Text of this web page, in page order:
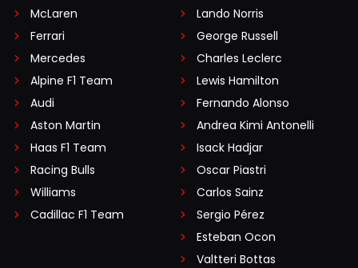
McLaren
Ferrari
Mercedes
Alpine F1 Team
Audi
Aston Martin
Haas F1 Team
Racing Bulls
Williams
Cadillac F1 Team
Lando Norris
George Russell
Charles Leclerc
Lewis Hamilton
Fernando Alonso
Andrea Kimi Antonelli
Isack Hadjar
Oscar Piastri
Carlos Sainz
Sergio Pérez
Esteban Ocon
Valtteri Bottas